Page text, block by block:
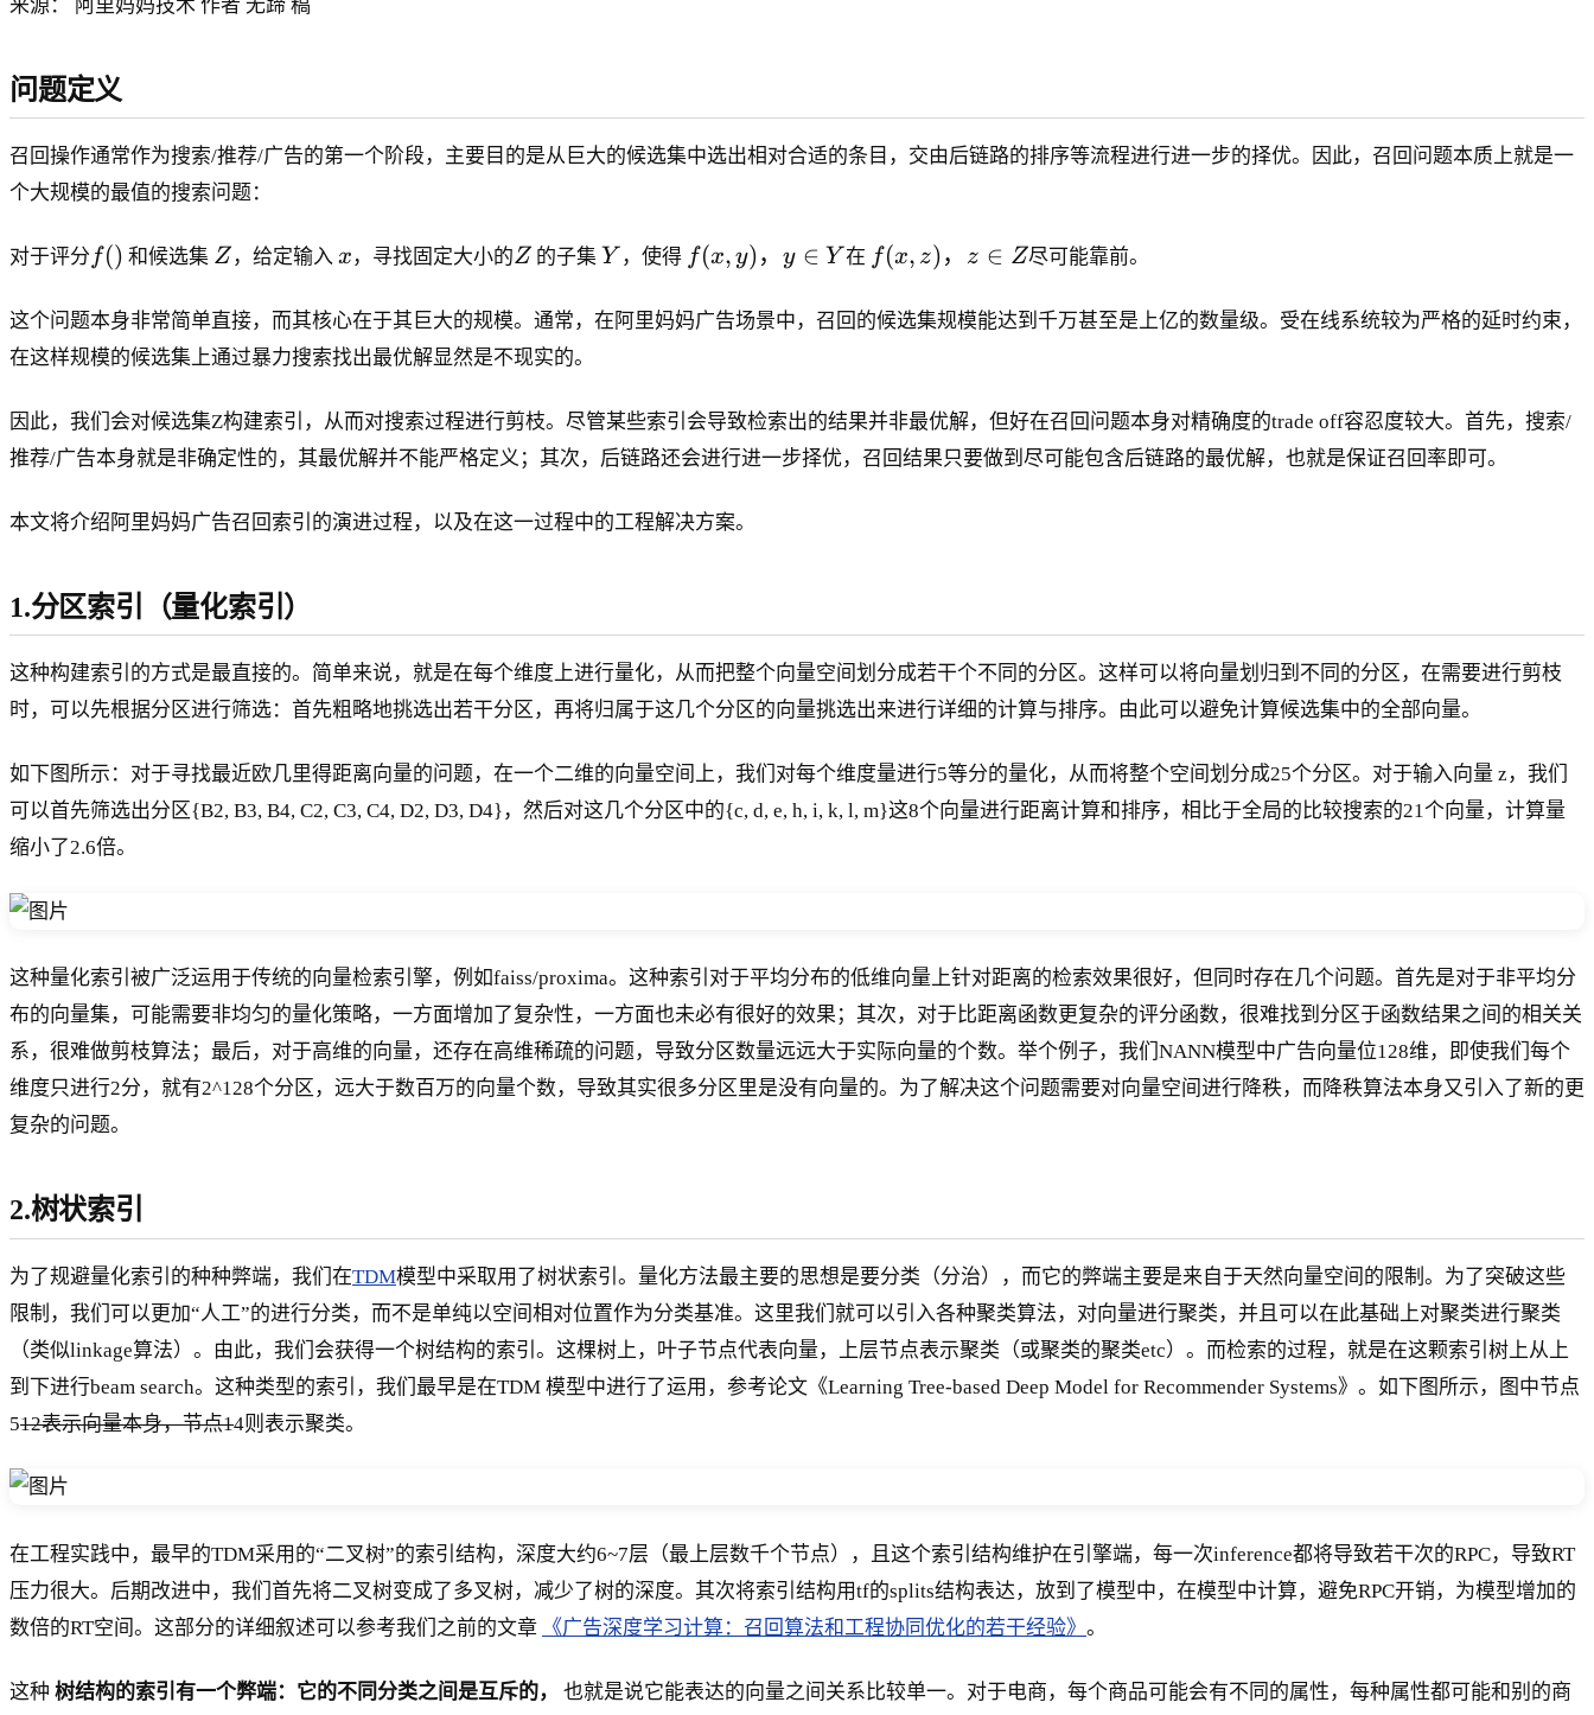
来源： 阿里妈妈技术 作者 无蹄 稿
问题定义
召回操作通常作为搜索/推荐/广告的第一个阶段，主要目的是从巨大的候选集中选出相对合适的条目，交由后链路的排序等流程进行进一步的择优。因此，召回问题本质上就是一
个大规模的最值的搜索问题：
对于评分 f
)
f () 和候选集 Z
Z ，给定输入 x
x ，寻找固定大小的 Z
Z 的子集 Y
Y ，使得 {
x,
y)
∈
Y
f(x, y)，y ∈ Y 在 {
x,
z)
∈
Z
f(x, z)， z ∈ Z尽可能靠前。
这个问题本身非常简单直接，而其核心在于其巨大的规模。通常，在阿里妈妈广告场景中，召回的候选集规模能达到千万甚至是上亿的数量级。受在线系统较为严格的延时约束，
在这样规模的候选集上通过暴力搜索找出最优解显然是不现实的。
因此，我们会对候选集Z构建索引，从而对搜索过程进行剪枝。尽管某些索引会导致检索出的结果并非最优解，但好在召回问题本身对精确度的trade off容忍度较大。首先，搜索/
推荐/广告本身就是非确定性的，其最优解并不能严格定义；其次，后链路还会进行进一步择优，召回结果只要做到尽可能包含后链路的最优解，也就是保证召回率即可。
本文将介绍阿里妈妈广告召回索引的演进过程，以及在这一过程中的工程解决方案。
1.分区索引（量化索引）
这种构建索引的方式是最直接的。简单来说，就是在每个维度上进行量化，从而把整个向量空间划分成若干个不同的分区。这样可以将向量划归到不同的分区，在需要进行剪枝
时，可以先根据分区进行筛选：首先粗略地挑选出若干分区，再将归属于这几个分区的向量挑选出来进行详细的计算与排序。由此可以避免计算候选集中的全部向量。
如下图所示：对于寻找最近欧几里得距离向量的问题，在一个二维的向量空间上，我们对每个维度量进行5等分的量化，从而将整个空间划分成25个分区。对于输入向量 z，我们
可以首先筛选出分区{B2, B3, B4, C2, C3, C4, D2, D3, D4}，然后对这几个分区中的{c, d, e, h, i, k, l, m}这8个向量进行距离计算和排序，相比于全局的比较搜索的21个向量，计算量
缩小了2.6倍。
这种量化索引被广泛运用于传统的向量检索引擎，例如faiss/proxima。这种索引对于平均分布的低维向量上针对距离的检索效果很好，但同时存在几个问题。首先是对于非平均分
布的向量集，可能需要非均匀的量化策略，一方面增加了复杂性，一方面也未必有很好的效果；其次，对于比距离函数更复杂的评分函数，很难找到分区于函数结果之间的相关关
系，很难做剪枝算法；最后，对于高维的向量，还存在高维稀疏的问题，导致分区数量远远大于实际向量的个数。举个例子，我们NANN模型中广告向量位128维，即使我们每个
维度只进行2分，就有2^128个分区，远大于数百万的向量个数，导致其实很多分区里是没有向量的。为了解决这个问题需要对向量空间进行降秩，而降秩算法本身又引入了新的更
复杂的问题。
2.树状索引
为了规避量化索引的种种弊端，我们在TDM模型中采取用了树状索引。量化方法最主要的思想是要分类（分治），而它的弊端主要是来自于天然向量空间的限制。为了突破这些
限制，我们可以更加“人工”的进行分类，而不是单纯以空间相对位置作为分类基准。这里我们就可以引入各种聚类算法，对向量进行聚类，并且可以在此基础上对聚类进行聚类
（类似linkage算法）。由此，我们会获得一个树结构的索引。这棵树上，叶子节点代表向量，上层节点表示聚类（或聚类的聚类etc）。而检索的过程，就是在这颗索引树上从上
到下进行beam search。这种类型的索引，我们最早是在TDM 模型中进行了运用，参考论文《Learning Tree-based Deep Model for Recommender Systems》。如下图所示，图中节点
512表示向量本身，节点14则表示聚类。
在工程实践中，最早的TDM采用的“二叉树”的索引结构，深度大约6~7层（最上层数千个节点），且这个索引结构维护在引擎端，每一次inference都将导致若干次的RPC，导致RT
压力很大。后期改进中，我们首先将二叉树变成了多叉树，减少了树的深度。其次将索引结构用tf的splits结构表达，放到了模型中，在模型中计算，避免RPC开销，为模型增加的
数倍的RT空间。这部分的详细叙述可以参考我们之前的文章
《广告深度学习计算：召回算法和工程协同优化的若干经验》 。
这种 树结构的索引有一个弊端：它的不同分类之间是互斥的，
也就是说它能表达的向量之间关系比较单一。对于电商，每个商品可能会有不同的属性，每种属性都可能和别的商